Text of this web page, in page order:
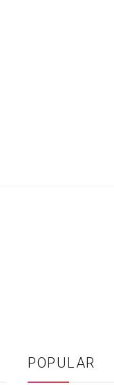
POPULAR